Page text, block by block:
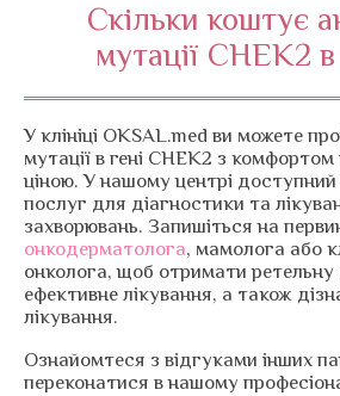
Скільки коштує
мутації CHEK2
У клініці OKSAL.med ви можете
мутації в гені CHEK2 з
ціною. У нашому центрі
послуг для діагностики та
захворювань. Запишіться на
онкодерматолога, мамолога або
онколога, щоб отримати ретельну
ефективне лікування, а також
лікування.
Ознайомтеся з відгуками інших
переконатися в нашому